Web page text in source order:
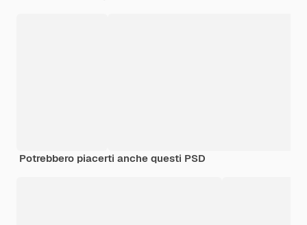
Potrebbero piacerti anche questi PSD